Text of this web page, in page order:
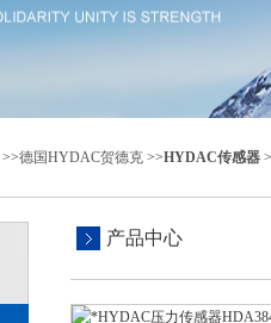
>>德国HYDAC贺德克 >>HYDAC传感器
产品中心